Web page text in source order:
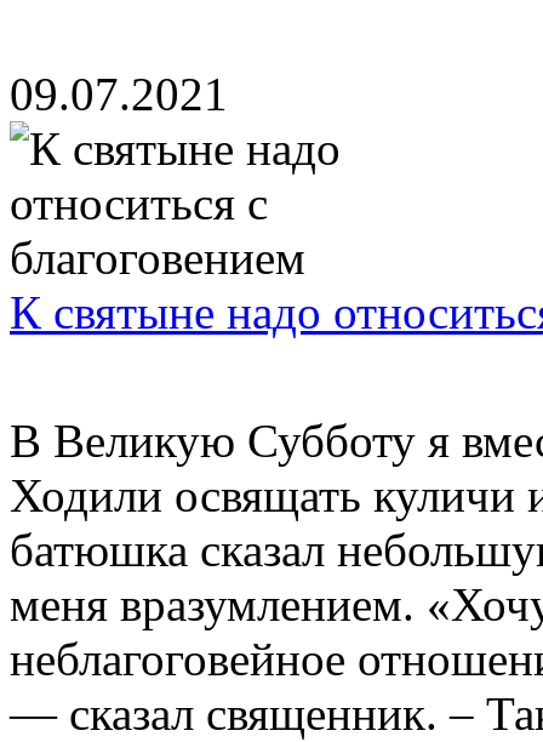
09.07.2021
К святыне надо
В Великую Субботу я
Ходили освящать куличи
батюшка сказал
меня вразумлением.
неблагоговейное
— сказал священник. –